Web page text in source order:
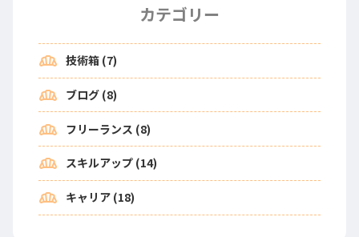
カテゴリー
bakery_dining 技術箱 (7)
bakery_dining ブログ (8)
bakery_dining フリーランス (8)
bakery_dining スキルアップ (14)
bakery_dining キャリア (18)